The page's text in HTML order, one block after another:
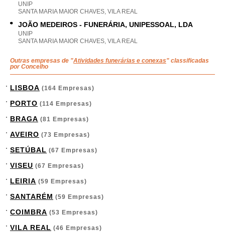
UNIP
SANTA MARIA MAIOR CHAVES, VILA REAL
JOÃO MEDEIROS - FUNERÁRIA, UNIPESSOAL, LDA
UNIP
SANTA MARIA MAIOR CHAVES, VILA REAL
Outras empresas de "Atividades funerárias e conexas" classificadas
por Concelho
LISBOA (164 Empresas)
PORTO (114 Empresas)
BRAGA (81 Empresas)
AVEIRO (73 Empresas)
SETÚBAL (67 Empresas)
VISEU (67 Empresas)
LEIRIA (59 Empresas)
SANTARÉM (59 Empresas)
COIMBRA (53 Empresas)
VILA REAL (46 Empresas)